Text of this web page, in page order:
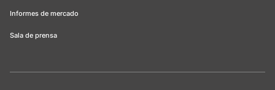
Informes de mercado
Sala de prensa